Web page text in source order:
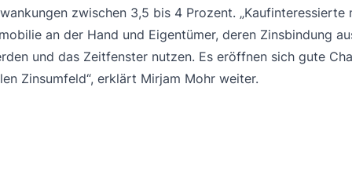
zwischen 3,5 bis 4 Prozent. „Kaufinteressierte
an der Hand und Eigentümer, deren Zinsbindung
und das Zeitfenster nutzen. Es eröffnen sich gute
Zinsumfeld“, erklärt Mirjam Mohr weiter.